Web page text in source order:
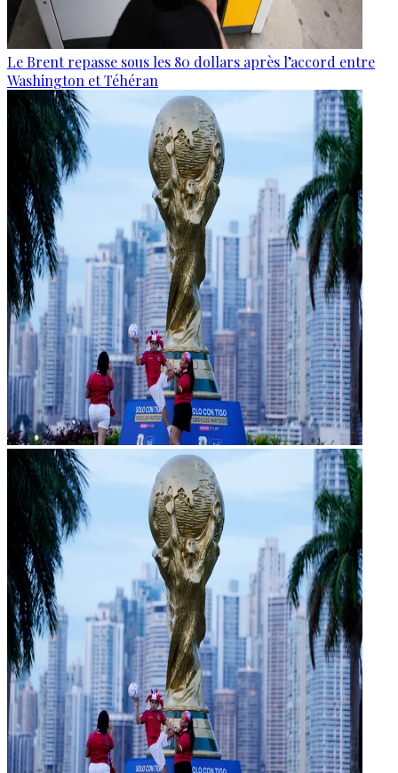
Le Brent repasse sous les 80 dollars après l’accord entre
Washington et Téhéran